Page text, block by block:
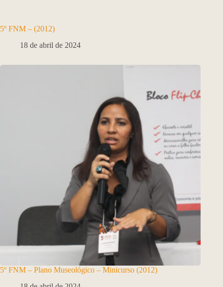
5º FNM – (2012)
18 de abril de 2024
5º FNM – Plano Museológico – Minicurso (2012)